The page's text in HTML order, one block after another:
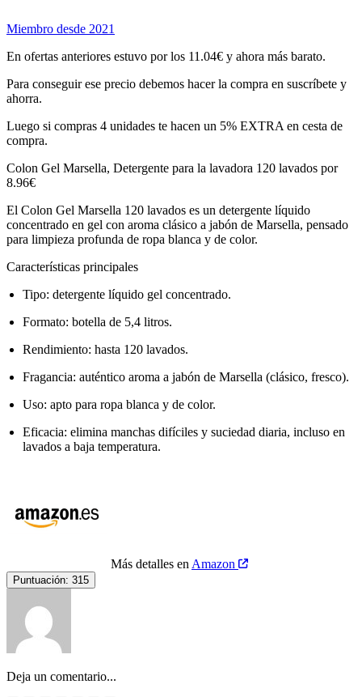
Miembro desde 2021
En ofertas anteriores estuvo por los 11.04€ y ahora más barato.
Para conseguir ese precio debemos hacer la compra en suscríbete y
ahorra.
Luego si compras 4 unidades te hacen un 5% EXTRA en cesta de
compra.
Colon Gel Marsella, Detergente para la lavadora 120 lavados por
8.96€
El Colon Gel Marsella 120 lavados es un detergente líquido
concentrado en gel con aroma clásico a jabón de Marsella, pensado
para limpieza profunda de ropa blanca y de color.
Características principales
Tipo: detergente líquido gel concentrado.
Formato: botella de 5,4 litros.
Rendimiento: hasta 120 lavados.
Fragancia: auténtico aroma a jabón de Marsella (clásico, fresco).
Uso: apto para ropa blanca y de color.
Eficacia: elimina manchas difíciles y suciedad diaria, incluso en
lavados a baja temperatura.
Más detalles en Amazon
Puntuación: 315
Deja un comentario...